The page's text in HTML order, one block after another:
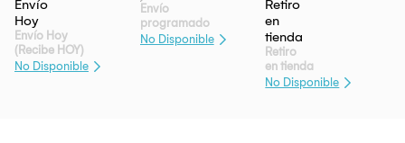
Envío Hoy
(Recibe HOY)
No Disponible
Envío
programado
No Disponible
Retiro
en tienda
No Disponible